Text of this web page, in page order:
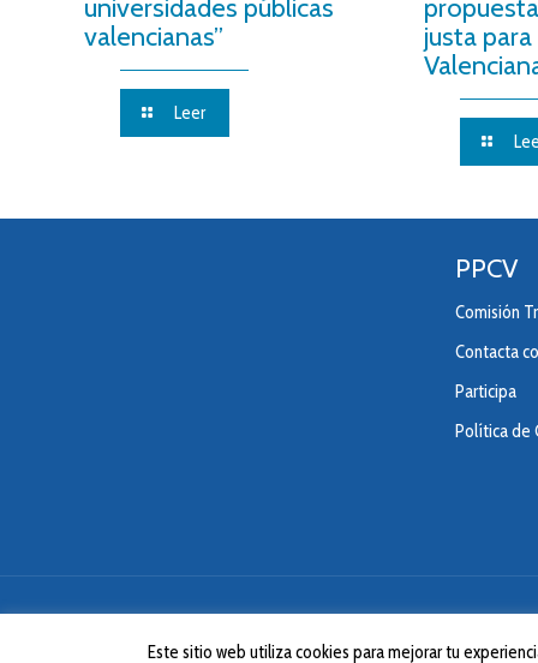
universidades públicas
valencianas”
Leer
justa
PPCV
Comisión
Contacta
Participa
Política de
Este sitio web utiliza cookies para mejorar tu